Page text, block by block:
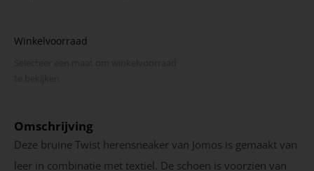
Winkelvoorraad
Omschrijving
Deze bruine Twist herensneaker van Jomos is gemaakt van
leer in combinatie met textiel. De schoen is voorzien van